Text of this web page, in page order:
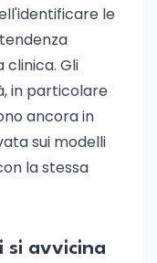
le
clinica. Gli
in particolare
ancora in
sui modelli
la stessa
si avvicina